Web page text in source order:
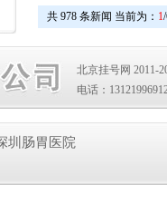
共 978 条新闻 当前为： 1
北京挂号网 2011-
电话：
圳肠胃医院